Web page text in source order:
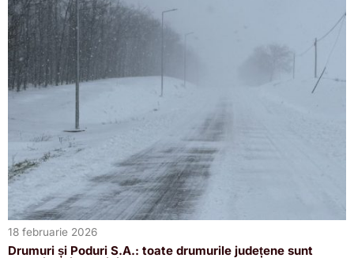
18 februarie 2026
Drumuri și Poduri S.A.: toate drumurile județene sunt